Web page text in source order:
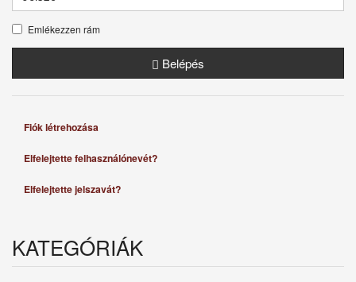
Emlékezzen rám
Belépés
Fiók létrehozása
Elfelejtette felhasználónevét?
Elfelejtette jelszavát?
KATEGÓRIÁK